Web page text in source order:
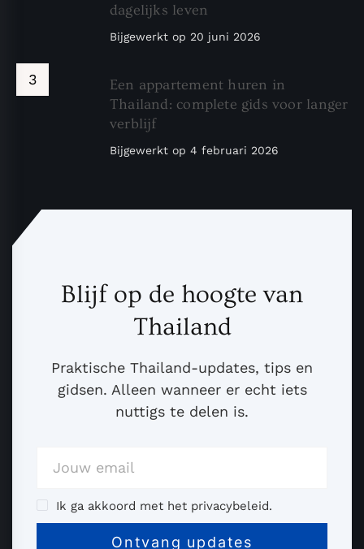
dagelijks leven
Bijgewerkt op 20 juni 2026
Een appartement huren in
Thailand: complete gids voor langer
verblijf
Bijgewerkt op 4 februari 2026
Blijf op de hoogte van
Thailand
Praktische Thailand-updates, tips en
gidsen. Alleen wanneer er echt iets
nuttigs te delen is.
Ik ga akkoord met het privacybeleid.